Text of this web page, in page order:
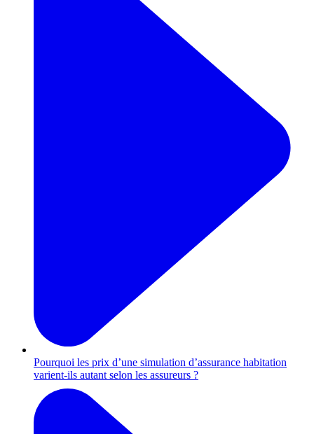
Pourquoi les prix d’une simulation d’assurance habitation
varient-ils autant selon les assureurs ?